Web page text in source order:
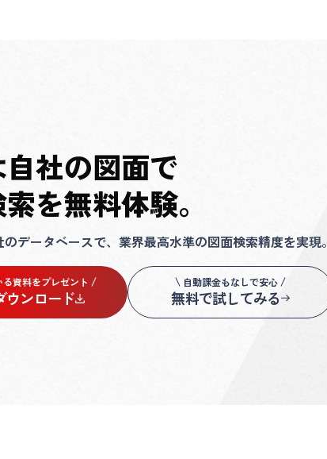
自社の図面で
を無料体験。
データベースで、業界最高水準の図面検索精度を実現。
る資料をプレゼント
ウンロード
自動課金もなしで安心
無料で試してみる